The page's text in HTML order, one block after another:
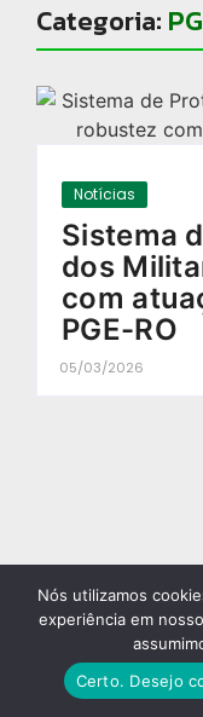
Categoria:
Notícias
Sistema
dos
com
PGE-RO
05/03/2026
Nós utilizamos
experiência em
Certo. Desejo